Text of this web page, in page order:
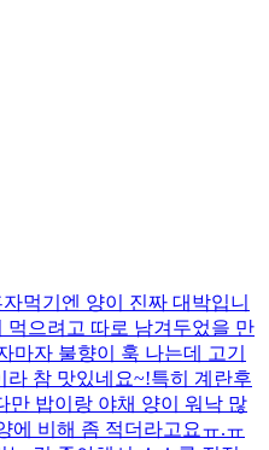
먹기엔 양이 진짜 대박입니
먹으려고 따로 남겨두었을 만
마자 불향이 훅 나는데 고기
참 맛있네요~!특히 계란후
만 밥이랑 야채 양이 워낙 많
에 비해 좀 적더라고요ㅠ.ㅠ